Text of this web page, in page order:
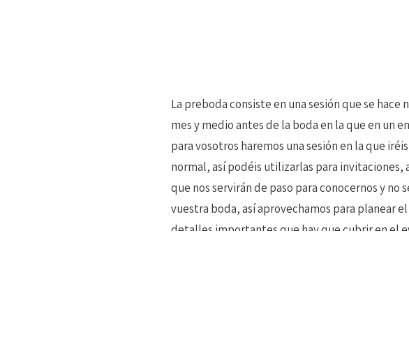
La preboda consiste en una sesión que se hace
mes y medio antes de la boda en la que en un
para vosotros haremos una sesión en la que
normal, así podéis utilizarlas para
que nos servirán de paso para conocernos y no
vuestra boda, así aprovechamos para planear
detalles importantes que hay que cubrir en el